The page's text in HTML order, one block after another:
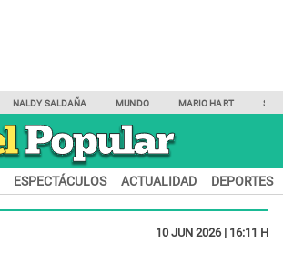
NALDY SALDAÑA MUNDO MARIO HART
ESPECTÁCULOS ACTUALIDAD DEPORTES
10 JUN 2026 | 16:11 H